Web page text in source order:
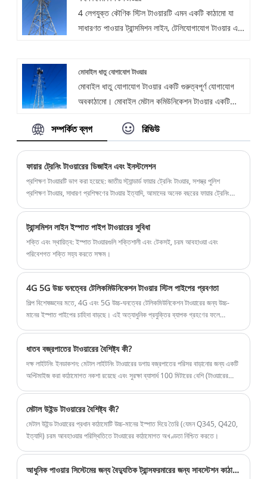
4 লেগযুক্ত কৌণিক স্টিল টাওয়ারটি এমন একটি কাঠামো যা
সাধারণত পাওয়ার ট্রান্সমিশন লাইন, টেলিযোগাযোগ টাওয়ার এবং
কোং, লিমিটেড বিভিন্ন ইস্পাত টাওয়ার উত্পাদনে বিশেষজ্ঞ,
প্রধান পণ্যগুলি 4 লেগযুক্ত কৌণিক স্টিল টাওয়ার এবং বিভিন্ন
স্টিল কাঠামো পণ্য। আমাদের পণ্যগুলি পছন্দসই মূল্যে বিক্রি
এবং আফ্রিকার মতো বিদেশী দেশগুলি থেকে ভাল খ্যাতি
মোবাইল ধাতু যোগাযোগ টাওয়ার
মোবাইল ধাতু যোগাযোগ টাওয়ার একটি গুরুত্বপূর্ণ যোগাযোগ
অবকাঠামো। মোবাইল মেটাল কমিউনিকেশন টাওয়ার একটি
সংক্রমণ এবং সংবর্ধনা সক্ষম করতে অ্যান্টেনা এবং সিগন্যাল
ডিজাইন করা হয়েছে।
সম্পর্কিত ব্লগ রিভিউ
ফায়ার ট্রেনিং টাওয়ারের ডিজাইন এবং ইনস্টলেশন
প্রশিক্ষণ টাওয়ারটি ভাগ করা হয়েছে: জাতীয় স্ট্যান্ডার্ড ফায়ার ট্রেনিং টাওয়ার, সশস্ত্র পুলিশ
প্রশিক্ষণ টাওয়ার, সাধারণ প্রশিক্ষণের টাওয়ার ইত্যাদি, আমাদের অনেক বছরের ফায়ার ট্রেনিং
ট্রান্সমিশন লাইন ইস্পাত পাইপ টাওয়ারের সুবিধা
শক্তি এবং স্থায়িত্ব: ইস্পাত টাওয়ারগুলি শক্তিশালী এবং টেকসই, চরম আবহাওয়া এবং
পরিবেশগত শক্তি সহ্য করতে সক্ষম।
4G 5G উচ্চ ঘনত্বের টেলিকমিউনিকেশন টাওয়ার স্টিল পাইপের প্রবণতা
শিল্প বিশেষজ্ঞদের মতে, 4G এবং 5G উচ্চ-ঘনত্বের টেলিকমিউনিকেশন টাওয়ারের জন্য উচ্চ-
মানের ইস্পাত পাইপের চাহিদা বাড়ছে। এই অত্যাধুনিক প্রযুক্তির ব্যাপক গ্রহণের ফলে
ধাতব বজ্রপাতের টাওয়ারের বৈশিষ্ট্য কী?
দক্ষ লাইটনিং ইনডাকশন: মেটাল লাইটনিং টাওয়ারের ডগায় বজ্রপাতের পরিসর বাড়ানোর জন্য একটি
অপ্টিমাইজ করা কাঠামোগত নকশা রয়েছে এবং সুরক্ষা ব্যাসার্ধ 100 মিটারের বেশি (টাওয়ারের
মেটাল উইন্ড টাওয়ারের বৈশিষ্ট্য কী?
মেটাল উইন্ড টাওয়ারের প্রধান কাঠামোটি উচ্চ-মানের ইস্পাত দিয়ে তৈরি (যেমন Q345, Q420,
ইত্যাদি) চরম আবহাওয়ার পরিস্থিতিতে টাওয়ারের কাঠামোগত অখণ্ডতা নিশ্চিত করতে।
আধুনিক পাওয়ার সিস্টেমের জন্য বৈদ্যুতিক ট্রান্সফরমারের জন্য সাবস্টেশন কাঠামোকে কী অপরিহার্য করে তোলে